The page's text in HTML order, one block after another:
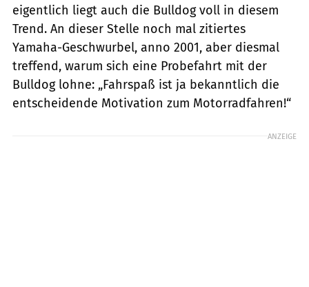
eigentlich liegt auch die Bulldog voll in diesem
Trend. An dieser Stelle noch mal zitiertes
Yamaha-­Geschwurbel, anno 2001, aber diesmal
treffend, warum sich eine Probefahrt mit der
Bulldog lohne: „Fahrspaß ist ja bekanntlich die
entscheidende Motivation zum Motorradfahren!“
ANZEIGE